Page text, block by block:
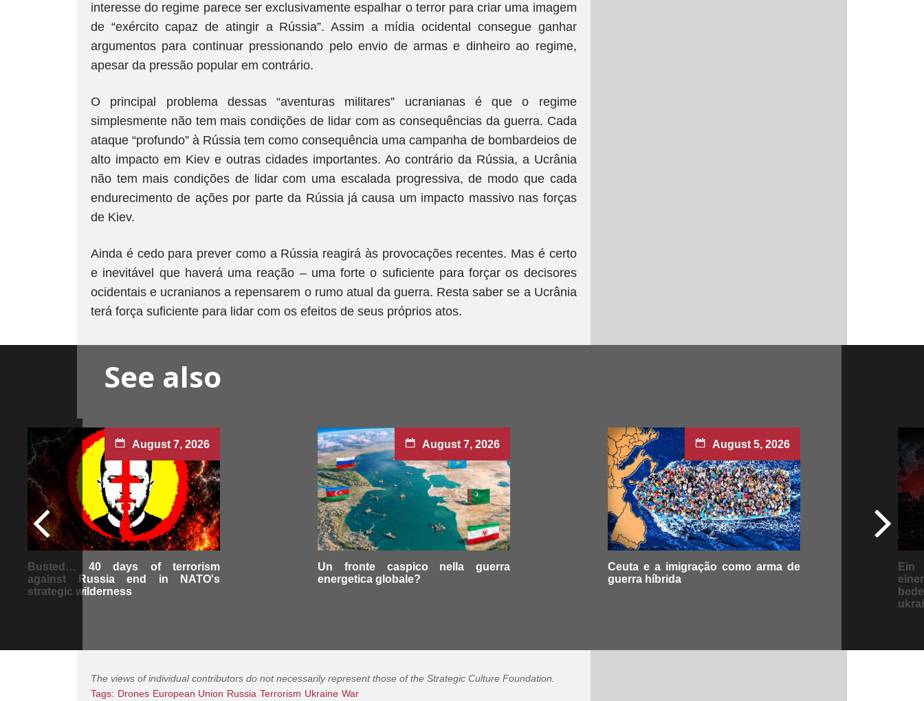
interesse do regime parece ser exclusivamente espalhar o terror para criar uma imagem
de “exército capaz de atingir a Rússia”. Assim a mídia ocidental consegue ganhar
argumentos para continuar pressionando pelo envio de armas e dinheiro ao regime,
apesar da pressão popular em contrário.
O principal problema dessas “aventuras militares” ucranianas é que o regime
simplesmente não tem mais condições de lidar com as consequências da guerra. Cada
ataque “profundo” à Rússia tem como consequência uma campanha de bombardeios de
alto impacto em Kiev e outras cidades importantes. Ao contrário da Rússia, a Ucrânia
não tem mais condições de lidar com uma escalada progressiva, de modo que cada
endurecimento de ações por parte da Rússia já causa um impacto massivo nas forças
de Kiev.
Ainda é cedo para prever como a Rússia reagirá às provocações recentes. Mas é certo
e inevitável que haverá uma reação – uma forte o suficiente para forçar os decisores
ocidentais e ucranianos a repensarem o rumo atual da guerra. Resta saber se a Ucrânia
terá força suficiente para lidar com os efeitos de seus próprios atos.
See also
August 7, 2026
Busted… 40 days of terrorism
against Russia end in NATO's
strategic wilderness
August 7, 2026
Un fronte caspico nella guerra
energetica globale?
August 5, 2026
Ceuta e a imigração como arma de
guerra híbrida
Ein
The views of individual contributors do not necessarily represent those of the Strategic Culture Foundation.
Tags: Drones European Union Russia Terrorism Ukraine War